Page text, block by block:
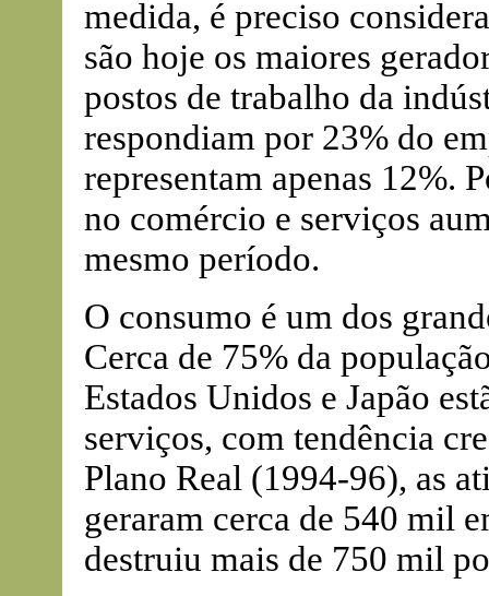
medida, é preciso
são hoje os maiores
postos de trabalho da
respondiam por 23% do
representam apenas 12%.
no comércio e serviços
mesmo período.
O consumo é um dos
Cerca de 75% da
Estados Unidos e Japão
serviços, com tendência
Plano Real (1994-96), as
geraram cerca de 540 mil
destruiu mais de 750 mil